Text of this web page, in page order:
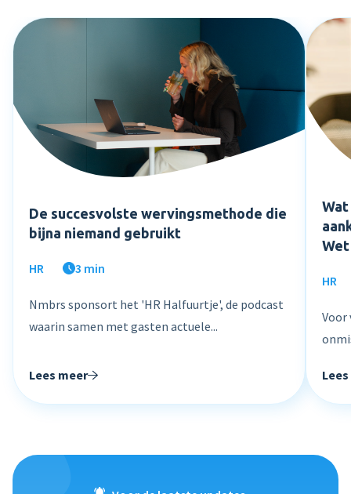
De succesvolste wervingsmethode die
bijna niemand gebruikt
HR 3 min
Nmbrs sponsort het 'HR Halfuurtje', de podcast
waarin samen met gasten actuele...
Lees meer
Wet
HR
Voor